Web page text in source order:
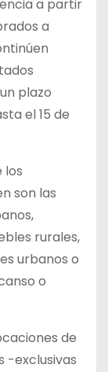
a partir
a
plazo
el 15 de
los
son las
rurales,
urbanos o
o
de
-exclusivas